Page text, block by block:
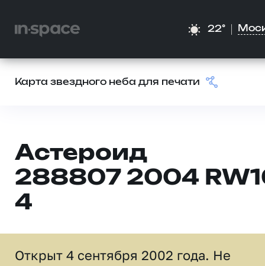
22°
Карта звездного неба для печати
Астероид
288807 2004
4
Открыт 4 сентября 2002 года. Не